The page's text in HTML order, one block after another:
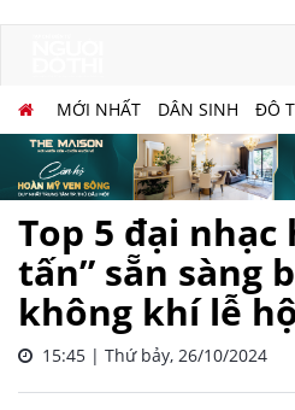
MỚI NHẤT DÂN SINH ĐÔ
Top 5 đại nhạc
tấn” sẵn sàng
không khí lễ
15:45 | Thứ bảy, 26/10/2024